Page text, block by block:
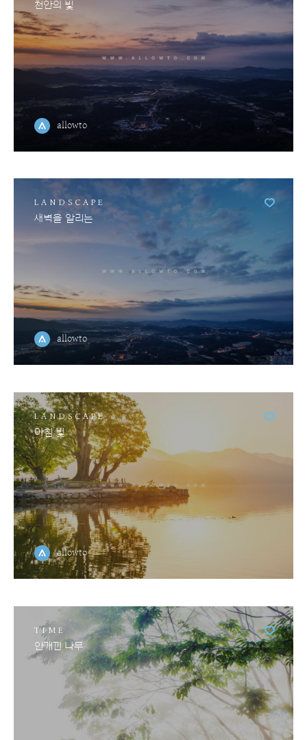
천안의 빛
allowto
LANDSCAPE
새벽을 알리는
allowto
LANDSCAPE
아침 빛
allowto
TIME
안개낀 나무